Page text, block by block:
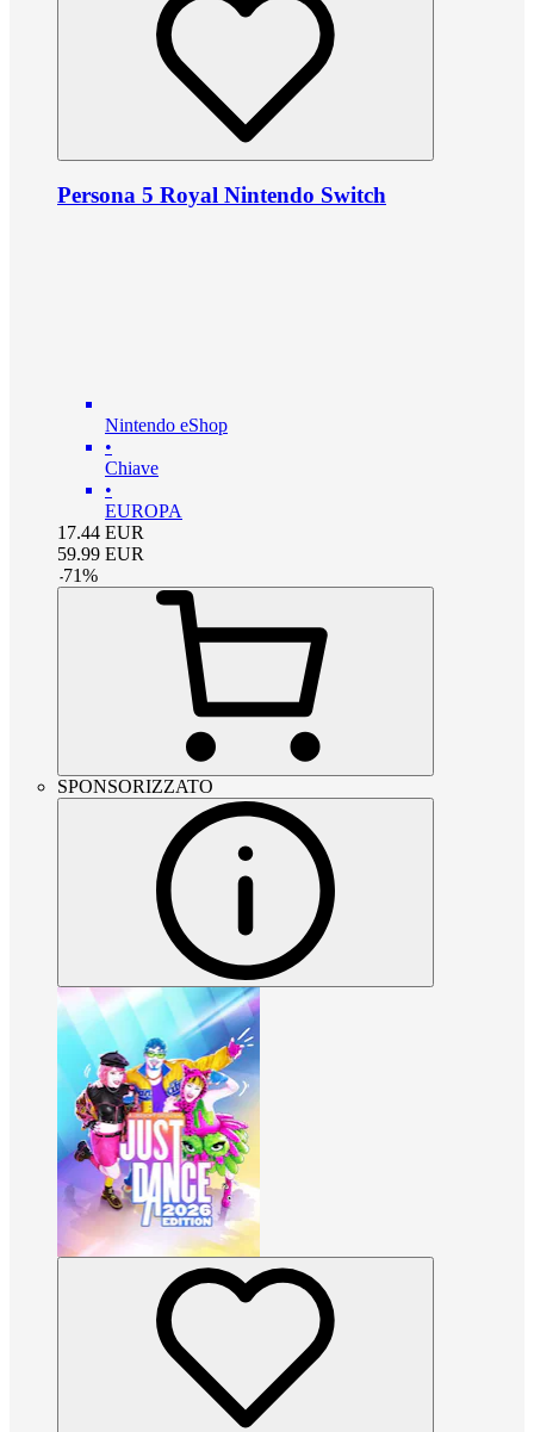
Persona 5 Royal Nintendo Switch
Nintendo eShop
•
Chiave
•
EUROPA
17.44 EUR
59.99 EUR
-71%
SPONSORIZZATO